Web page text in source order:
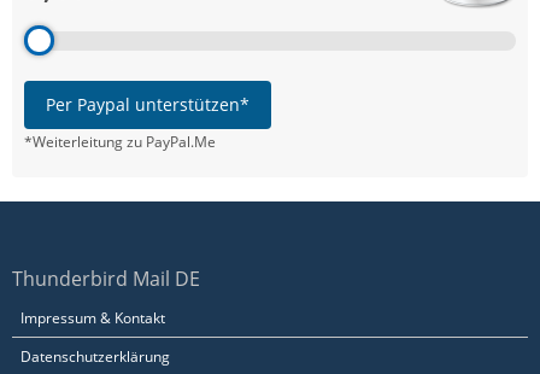
Per Paypal unterstützen*
*Weiterleitung zu PayPal.Me
Thunderbird Mail DE
Impressum & Kontakt
Datenschutzerklärung